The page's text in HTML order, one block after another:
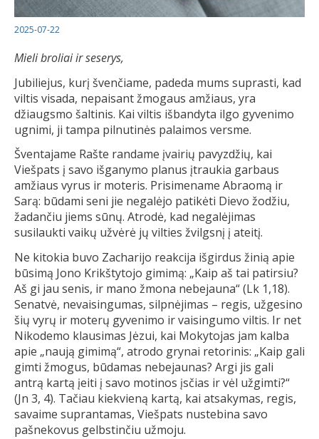
2025-07-22
Mieli broliai ir seserys,
Jubiliejus, kurį švenčiame, padeda mums suprasti, kad
viltis visada, nepaisant žmogaus amžiaus, yra
džiaugsmo šaltinis. Kai viltis išbandyta ilgo gyvenimo
ugnimi, ji tampa pilnutinės palaimos versme.
Šventajame Rašte randame įvairių pavyzdžių, kai
Viešpats į savo išganymo planus įtraukia garbaus
amžiaus vyrus ir moteris. Prisimename Abraomą ir
Sarą: būdami seni jie negalėjo patikėti Dievo žodžiu,
žadančiu jiems sūnų. Atrodė, kad negalėjimas
susilaukti vaikų užvėrė jų vilties žvilgsnį į ateitį.
Ne kitokia buvo Zacharijo reakcija išgirdus žinią apie
būsimą Jono Krikštytojo gimimą: „Kaip aš tai patirsiu?
Aš gi jau senis, ir mano žmona nebejauna“ (Lk 1,18).
Senatvė, nevaisingumas, silpnėjimas – regis, užgesino
šių vyrų ir moterų gyvenimo ir vaisingumo viltis. Ir net
Nikodemo klausimas Jėzui, kai Mokytojas jam kalba
apie „naują gimimą“, atrodo grynai retorinis: „Kaip gali
gimti žmogus, būdamas nebejaunas? Argi jis gali
antrą kartą įeiti į savo motinos įsčias ir vėl užgimti?“
(Jn 3, 4). Tačiau kiekvieną kartą, kai atsakymas, regis,
savaime suprantamas, Viešpats nustebina savo
pašnekovus gelbstinčiu užmoju.